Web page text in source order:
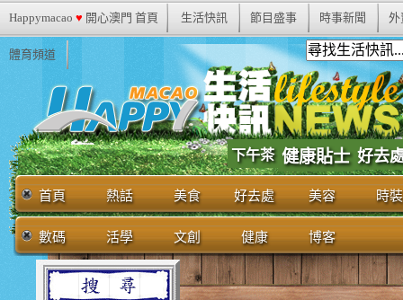
Happymacao ♥ 開心澳門 首頁 生活快訊 節目盛事 時事新聞 外
體育頻道
下午茶 健康貼士 好去
首頁 熱話 美食 好去處 美容 時裝
數碼 活學 文創 健康 博客